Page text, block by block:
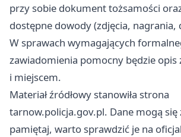
przy sobie dokument tożsamości
dostępne dowody (zdjęcia, nagrania,
W sprawach wymagających
zawiadomienia pomocny będzie opis
i miejscem.
Materiał źródłowy stanowiła strona
tarnow.policja.gov.pl. Dane mogą się
pamiętaj, warto sprawdzić je na